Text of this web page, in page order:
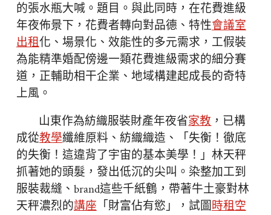
的張水瓶大喊。題目。與此同時，在花費進級
年夜佈景下，花費者轉向對品德、特性會議室
出租化、場景化、效能性的多元需求，工假裝
為能精準婚配傍邊一類花費進級需求的細分賽
道，正輔助相干企業、地域構建起成長的奇特
上風。
山東作為紡織服裝財產年夜省家教，已構
成從教學纖維原料、紡織織造、「失衡！徹底
的失衡！這違背了宇宙的基本美學！」林天秤
抓著她的頭髮，發出低沉的尖叫。染整加工到
服裝裁縫、brand這些千紙鶴，帶著牛土豪對林
天秤濃烈的講座「財富佔有慾」，試圖時租空